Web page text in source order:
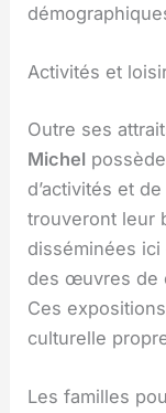
Activités et
Outre ses
Michel
d’activités et
trouveront leur
disséminées
des œuvres de
Ces
culturelle
Les familles